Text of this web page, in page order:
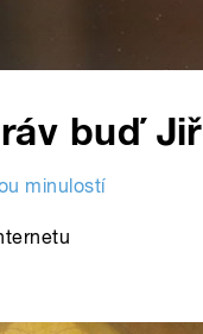
buď
minulostí